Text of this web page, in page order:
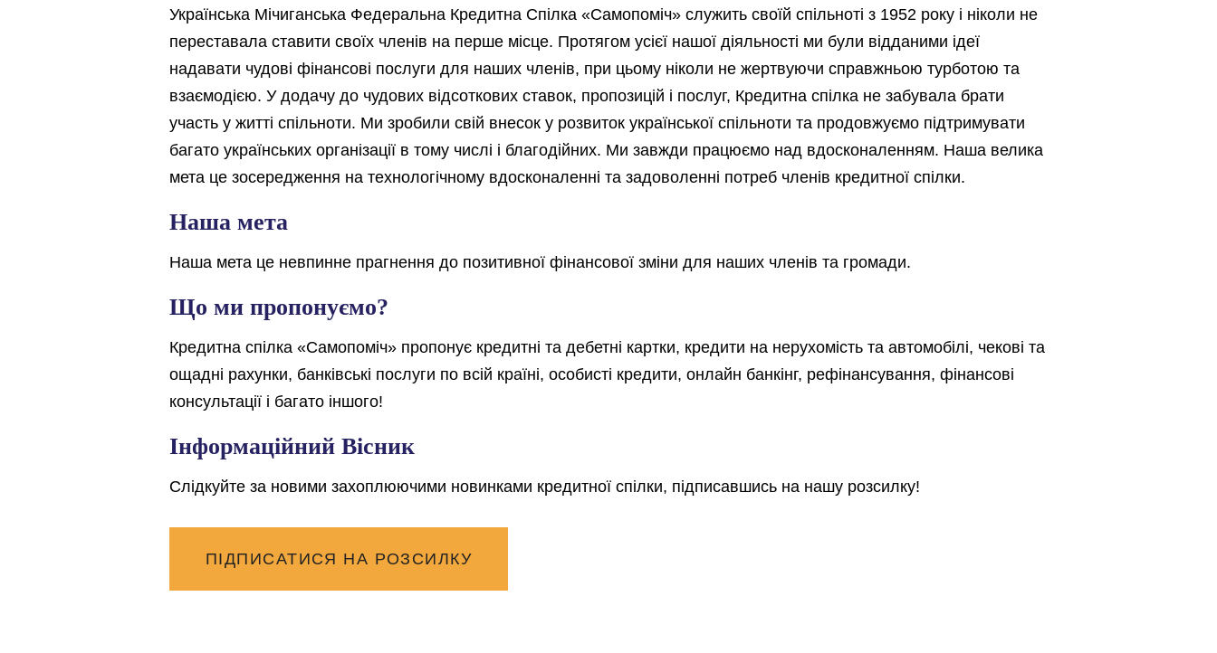
Українська Мічиганська Федеральна Кредитна Спілка «Самопоміч» служить своїй спільноті з 1952 року і ніколи не
переставала ставити своїх членів на перше місце. Протягом усієї нашої діяльності ми були відданими ідеї
надавати чудові фінансові послуги для наших членів, при цьому ніколи не жертвуючи справжньою турботою та
взаємодією. У додачу до чудових відсоткових ставок, пропозицій і послуг, Кредитна спілка не забувала брати
участь у житті спільноти. Ми зробили свій внесок у розвиток української спільноти та продовжуємо підтримувати
багато українських організації в тому числі і благодійних. Ми завжди працюємо над вдосконаленням. Наша велика
мета це зосередження на технологічному вдосконаленні та задоволенні потреб членів кредитної спілки.
Наша мета
Наша мета це невпинне прагнення до позитивної фінансової зміни для наших членів та громади.
Що ми пропонуємо?
Кредитна спілка «Самопоміч» пропонує кредитні та дебетні картки, кредити на нерухомість та автомобілі, чекові та
ощадні рахунки, банківські послуги по всій країні, особисті кредити, онлайн банкінг, рефінансування, фінансові
консультації і багато іншого!
Інформаційний Вісник
Слідкуйте за новими захоплюючими новинками кредитної спілки, підписавшись на нашу розсилку!
ПІДПИСАТИСЯ НА РОЗСИЛКУ